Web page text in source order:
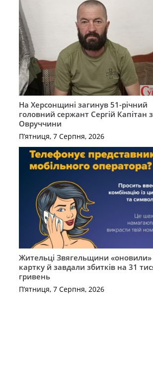
На Херсонщині загинув 51-річний
головний сержант Сергій Капітан з
Овруччини
П’ятниця, 7 Серпня, 2026
Жительці Звягельщини «оновили»
картку й завдали збитків на 31
гривень
П’ятниця, 7 Серпня, 2026